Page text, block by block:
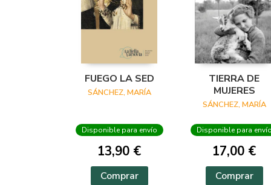
FUEGO LA SED
SÁNCHEZ, MARÍA
Disponible para envío
13,90 €
Comprar
TIERRA DE
MUJERES
SÁNCHEZ, MARÍA
Disponible para
17,00 €
Comprar